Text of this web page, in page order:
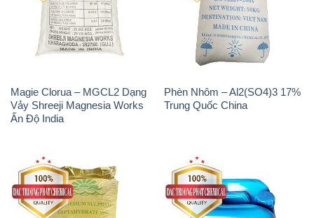
Magie Clorua – MGCL2 Dạng
Vảy Shreeji Magnesia Works
Ấn Độ India
Phèn Nhôm – Al2(SO4)3 17%
Trung Quốc China